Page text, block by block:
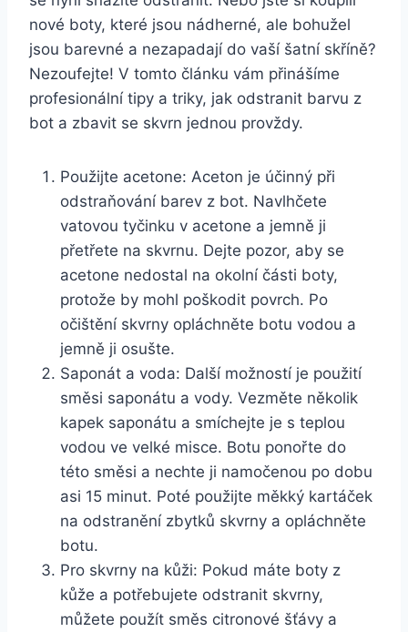
nové ‌boty, ​které jsou nádherné, ale⁢ bohužel
jsou ‌barevné a nezapadají do vaší⁤ šatní skříně?
Nezoufejte! V tomto článku vám ‌přinášíme
profesionální tipy ​a triky, jak odstranit barvu z
bot a zbavit ‌se‍ skvrn jednou provždy.
Použijte acetone:‍ Aceton je účinný při​
odstraňování barev z bot. Navlhčete
vatovou tyčinku v​ acetone a jemně ji
‌přetřete ⁤na ⁣skvrnu. Dejte ⁢pozor, aby se
acetone nedostal na okolní části ‌boty,
protože by mohl poškodit povrch. Po
očištění​ skvrny‍ opláchněte botu vodou a
jemně ji osušte.
Saponát a voda: ​Další ⁢možností⁣ je ‍použití
směsi⁢ saponátu a vody. Vezměte‍ několik
kapek saponátu a smíchejte je s teplou
vodou ve ⁤velké ‌misce. Botu ‌ponořte do
této směsi a nechte ji ⁣namočenou po dobu
asi 15 ‌minut. Poté⁢ použijte měkký kartáček
na odstranění zbytků‌ skvrny ⁣a opláchněte
botu.
Pro skvrny na ‍kůži: Pokud máte boty ⁢z
kůže a potřebujete odstranit skvrny,
můžete použít směs citronové šťávy a